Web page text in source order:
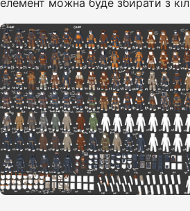
елемент можна буде збирати з